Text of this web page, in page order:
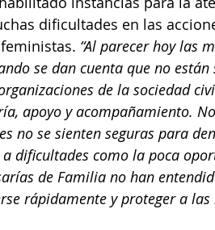
dificultades en las
“Al parecer hoy las
se dan cuenta que no
de la sociedad
apoyo y acompañamiento.
no se sienten seguras para
dificultades como la poca
de Familia no han
rápidamente y proteger a